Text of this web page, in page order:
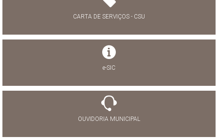
CARTA DE SERVIÇOS - CSU
e-SIC
OUVIDORIA MUNICIPAL